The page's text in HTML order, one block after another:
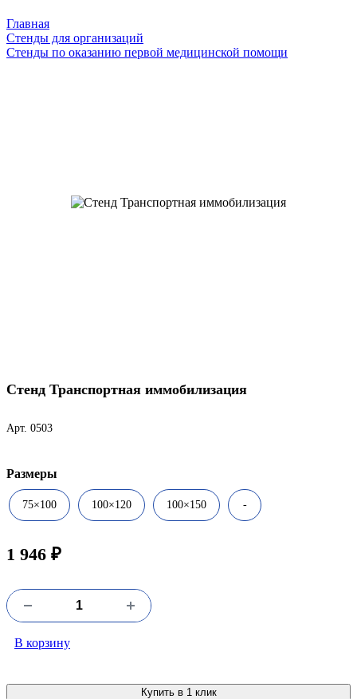
Главная
Стенды для организаций
Стенды по оказанию первой медицинской помощи
Стенд Транспортная иммобилизация
Арт. 0503
Размеры
75×100 100×120 100×150 -
1 946 ₽
В корзину
Купить в 1 клик